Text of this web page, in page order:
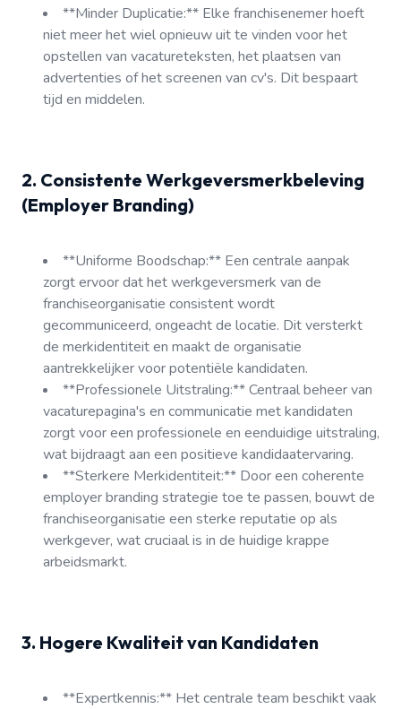
**Minder Duplicatie:** Elke franchisenemer hoeft
niet meer het wiel opnieuw uit te vinden voor het
opstellen van vacatureteksten, het plaatsen van
advertenties of het screenen van cv's. Dit bespaart
tijd en middelen.
2. Consistente Werkgeversmerkbeleving
(Employer Branding)
**Uniforme Boodschap:** Een centrale aanpak
zorgt ervoor dat het werkgeversmerk van de
franchiseorganisatie consistent wordt
gecommuniceerd, ongeacht de locatie. Dit versterkt
de merkidentiteit en maakt de organisatie
aantrekkelijker voor potentiële kandidaten.
**Professionele Uitstraling:** Centraal beheer van
vacaturepagina's en communicatie met kandidaten
zorgt voor een professionele en eenduidige uitstraling,
wat bijdraagt aan een positieve kandidaatervaring.
**Sterkere Merkidentiteit:** Door een coherente
employer branding strategie toe te passen, bouwt de
franchiseorganisatie een sterke reputatie op als
werkgever, wat cruciaal is in de huidige krappe
arbeidsmarkt.
3. Hogere Kwaliteit van Kandidaten
**Expertkennis:** Het centrale team beschikt vaak